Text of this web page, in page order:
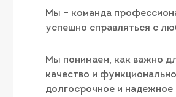
Мы – команда
успешно справляться с
Мы понимаем, как важно
качество и
долгосрочное и надежное